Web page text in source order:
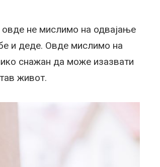
не мислимо на одвајање
и деде. Овде мислимо на
снажан да може изазвати
живот.